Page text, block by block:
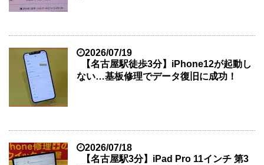
2026/07/19
【名古屋駅徒歩3分】iPhone12が起動し
ない…基板修理でデータ復旧に成功！
2026/07/18
【名古屋駅3分】iPad Pro 11インチ 第3